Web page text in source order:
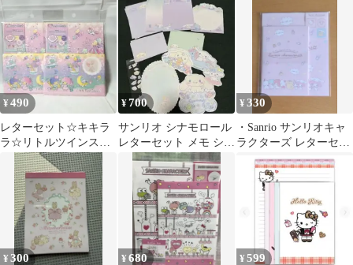
¥490
レターセット☆キキラ
ラ☆リトルツインスタ
ーズ☆2点セット
¥700
サンリオ シナモロール
レターセット メモ シー
¥330
・Sanrio サンリオキャ
ラクターズ レターセッ
¥300 ¥680 ¥ 599